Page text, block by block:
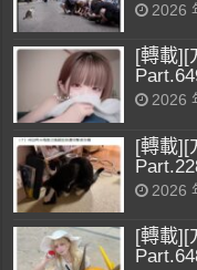
2026
[轉載][
2026
[轉載][
2026
[轉載][